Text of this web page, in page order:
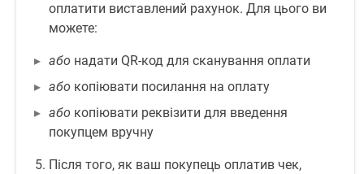
оплатити виставлений рахунок. Для цього ви
можете:
або надати QR-код для сканування оплати
або копіювати посилання на оплату
або копіювати реквізити для введення
покупцем вручну
Після того, як ваш покупець оплатив чек,